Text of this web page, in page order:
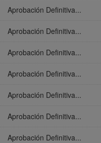
Aprobación Definitiva...
Aprobación Definitiva...
Aprobación Definitiva...
Aprobación Definitiva...
Aprobación Definitiva...
Aprobación Definitiva...
Aprobación Definitiva...